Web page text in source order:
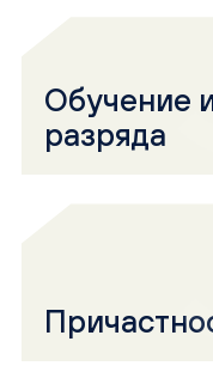
Обучение
разряда